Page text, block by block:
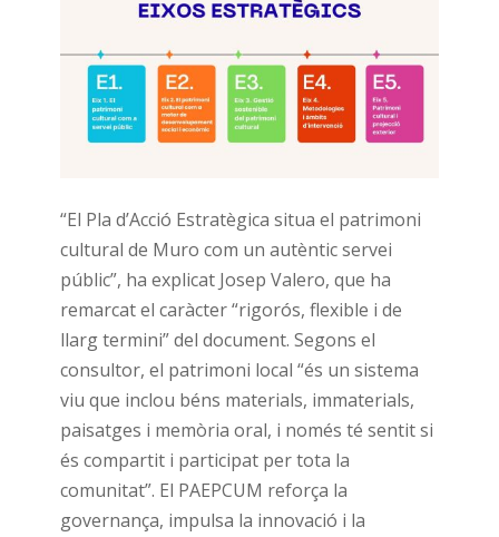
“El Pla d’Acció Estratègica situa el patrimoni
cultural de Muro com un autèntic servei
públic”, ha explicat Josep Valero, que ha
remarcat el caràcter “rigorós, flexible i de
llarg termini” del document. Segons el
consultor, el patrimoni local “és un sistema
viu que inclou béns materials, immaterials,
paisatges i memòria oral, i només té sentit si
és compartit i participat per tota la
comunitat”. El PAEPCUM reforça la
governança, impulsa la innovació i la